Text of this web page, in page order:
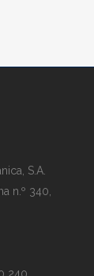
S.A.
n.º 340,